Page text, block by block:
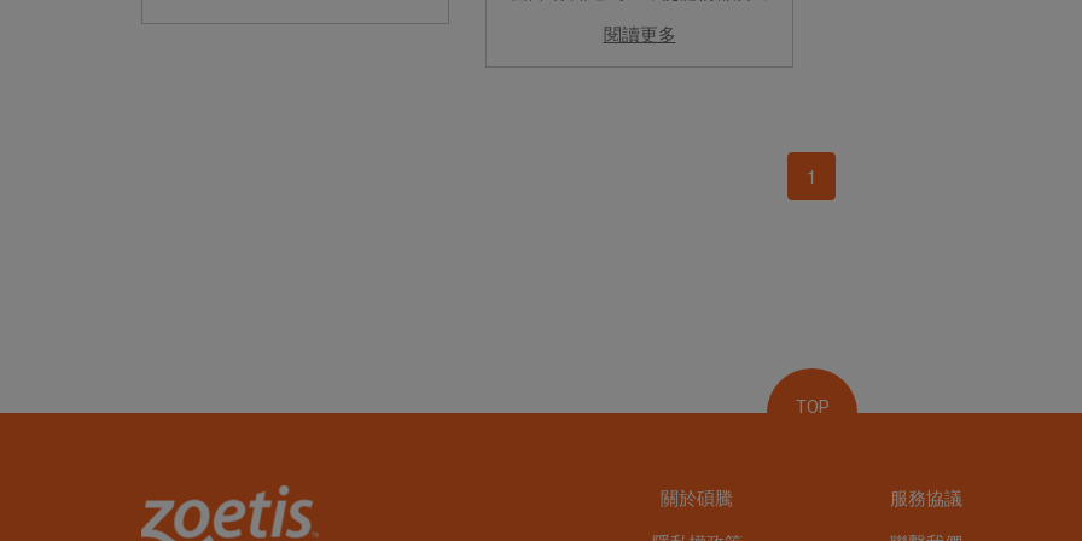
門，跳蚤壁蝨還是能經由家庭成
閱讀更多
1
TOP
關於碩騰 服務協議